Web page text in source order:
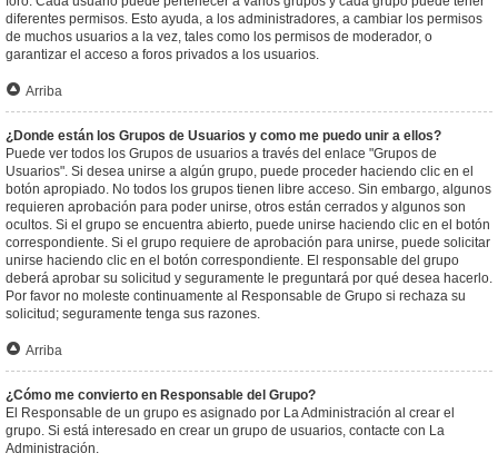
diferentes permisos. Esto ayuda, a los administradores, a cambiar los permisos
de muchos usuarios a la vez, tales como los permisos de moderador, o
garantizar el acceso a foros privados a los usuarios.
Arriba
¿Donde están los Grupos de Usuarios y como me puedo unir a ellos?
Puede ver todos los Grupos de usuarios a través del enlace "Grupos de
Usuarios". Si desea unirse a algún grupo, puede proceder haciendo clic en el
botón apropiado. No todos los grupos tienen libre acceso. Sin embargo, algunos
requieren aprobación para poder unirse, otros están cerrados y algunos son
ocultos. Si el grupo se encuentra abierto, puede unirse haciendo clic en el botón
correspondiente. Si el grupo requiere de aprobación para unirse, puede solicitar
unirse haciendo clic en el botón correspondiente. El responsable del grupo
deberá aprobar su solicitud y seguramente le preguntará por qué desea hacerlo.
Por favor no moleste continuamente al Responsable de Grupo si rechaza su
solicitud; seguramente tenga sus razones.
Arriba
¿Cómo me convierto en Responsable del Grupo?
El Responsable de un grupo es asignado por La Administración al crear el
grupo. Si está interesado en crear un grupo de usuarios, contacte con La
Administración.